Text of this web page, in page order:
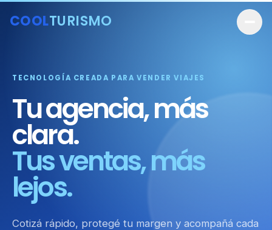
COOLTURISMO
TECNOLOGÍA CREADA PARA VENDER VIAJES
Tu agencia, más
clara.
Tus ventas, más
lejos.
Cotizá rápido, protegé tu margen y acompañá cada